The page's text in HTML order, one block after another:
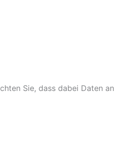
Sie, dass dabei Daten an